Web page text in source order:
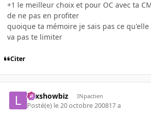
+1 le meilleur choix et pour OC avec ta
de ne pas en profiter
quoique ta mémoire je sais pas ce
va pas te limiter
Citer
Lexshowbiz INpactien
Posté(e) le 20 octobre 200817 a